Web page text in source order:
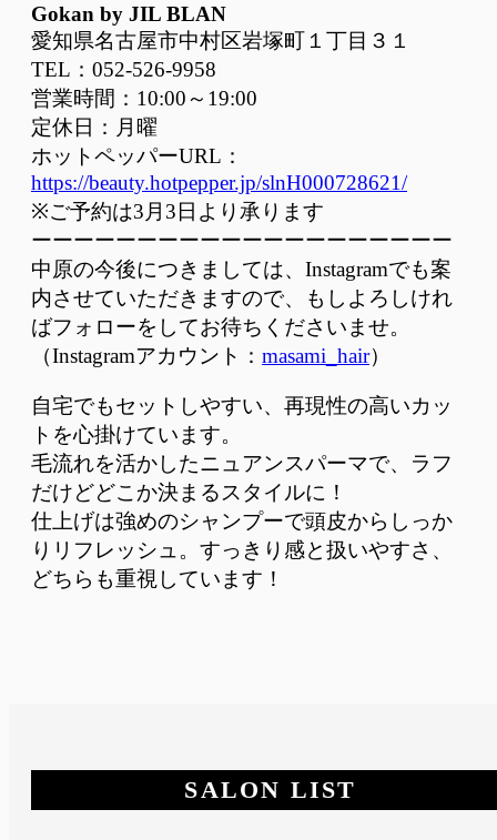
Gokan by JIL BLAN
愛知県名古屋市中村区岩塚町１丁目３１
TEL：052-526-9958
営業時間：10:00～19:00
定休日：月曜
ホットペッパーURL：
https://beauty.hotpepper.jp/slnH000728621/
※ご予約は3月3日より承ります
ーーーーーーーーーーーーーーーーーーーー
中原の今後につきましては、Instagramでも案
内させていただきますので、もしよろしけれ
ばフォローをしてお待ちくださいませ。
（Instagramアカウント： masami_hair）
自宅でもセットしやすい、再現性の高いカッ
トを心掛けています。
毛流れを活かしたニュアンスパーマで、ラフ
だけどどこか決まるスタイルに！
仕上げは強めのシャンプーで頭皮からしっか
りリフレッシュ。すっきり感と扱いやすさ、
どちらも重視しています！
SALON LIST